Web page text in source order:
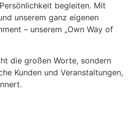
begleiten. Mit
unserem ganz eigenen
– unserem „Own Way of
die großen Worte, sondern
Kunden und Veranstaltungen,